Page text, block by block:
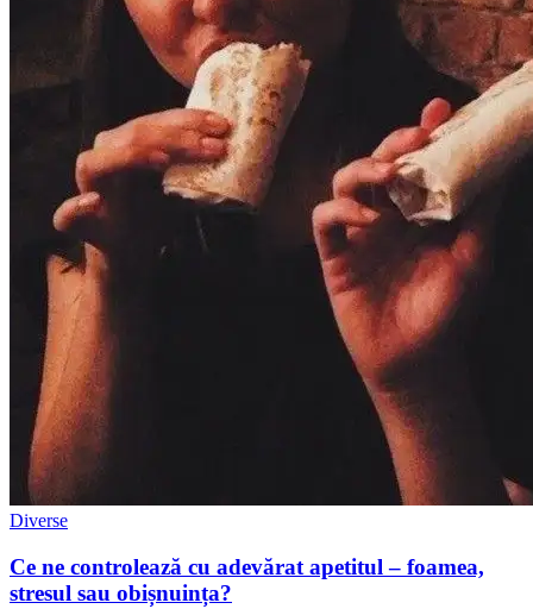
Diverse
Ce ne controlează cu adevărat apetitul – foamea,
stresul sau obișnuința?